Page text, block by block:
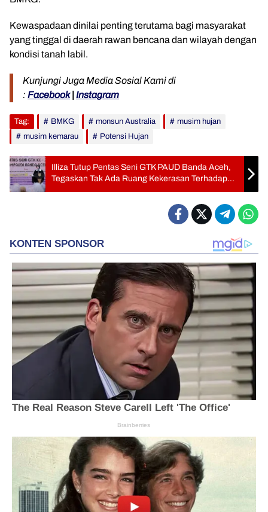
Kewaspadaan dinilai penting terutama bagi masyarakat
yang tinggal di daerah rawan bencana dan wilayah dengan
kondisi tanah labil.
Kunjungi Juga Media Sosial Kami di
: Facebook| Instagram
Tag: BMKG monsun Australia
musim hujan
musim kemarau
Potensi Hujan
Illiza Tutup Pentas Seni GTK PAUD Banda Aceh,
Tegaskan Tak Ada Ruang Kekerasan Terhadap